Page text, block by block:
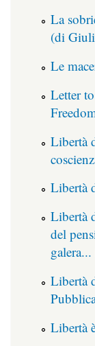
La
(di
Le
Letter
Libertà
Libertà
Libertà
del
Libertà
Libertà